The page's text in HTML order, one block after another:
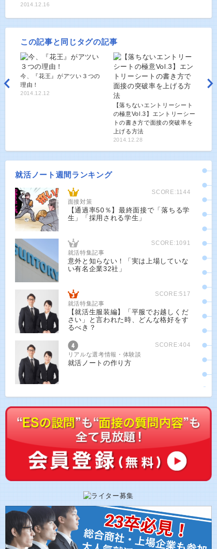
2014.12.16
この記事と同じタグの記事
今、『花王』がアツい３つの
理由！
2014.12.12
【落ちないエントリーシート
の極意Vol.3】エントリーシー
トの書き方で面接の突破率を
上げる方法
2014.12.28
就活ノート週間ランキング
SCORE:1144
面接対策
【通過率50％】最終面接で「落ちる学
生」「採用される学生」
SCORE:1091
就活特集記事
意外と知らない！「実は上場していな
い有名企業32社」
SCORE:517
就活特集記事
【就活生服装編】「平服でお越しくだ
さい」と言われた時、どんな格好をす
るべき？
SCORE:404
リアルな選考情報・体験談
就活ノートの作り方